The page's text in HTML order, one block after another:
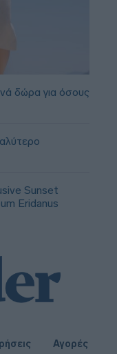
δώρα για όσους
Sunset
Eridanus
Αγορές